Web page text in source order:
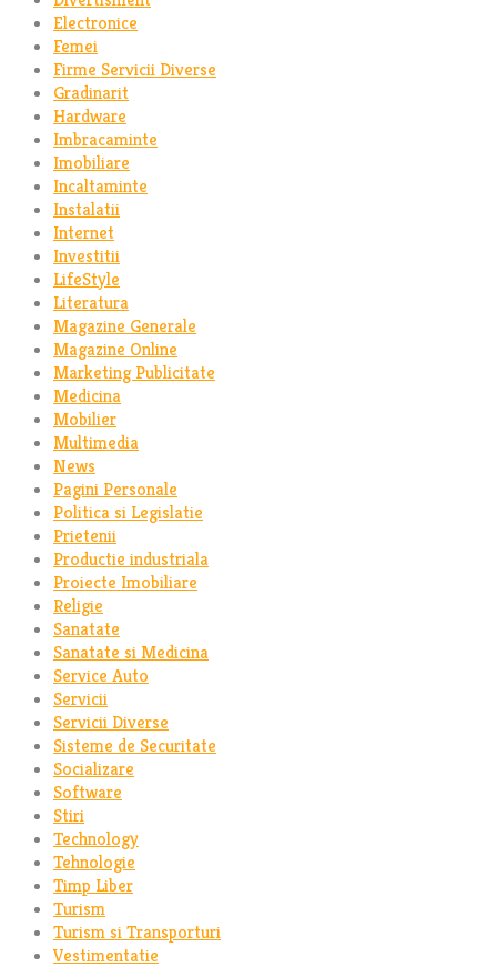
Electronice
Femei
Firme Servicii Diverse
Gradinarit
Hardware
Imbracaminte
Imobiliare
Incaltaminte
Instalatii
Internet
Investitii
LifeStyle
Literatura
Magazine Generale
Magazine Online
Marketing Publicitate
Medicina
Mobilier
Multimedia
News
Pagini Personale
Politica si Legislatie
Prietenii
Productie industriala
Proiecte Imobiliare
Religie
Sanatate
Sanatate si Medicina
Service Auto
Servicii
Servicii Diverse
Sisteme de Securitate
Socializare
Software
Stiri
Technology
Tehnologie
Timp Liber
Turism
Turism si Transporturi
Vestimentatie